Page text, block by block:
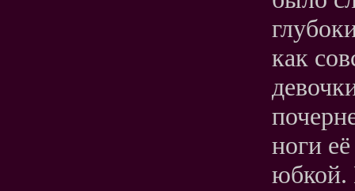
как
ноги
юбкой.